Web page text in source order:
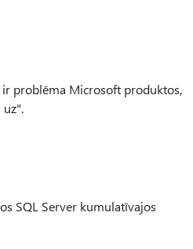
problēma Microsoft produktos,
uz".
SQL Server kumulatīvajos